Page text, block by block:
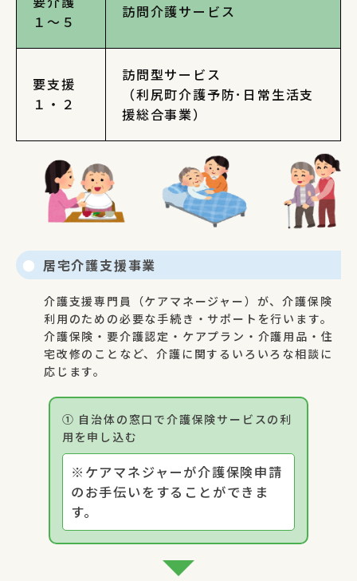
１～５
訪問介護サービス
要支援
１・２
訪問型サービス
（利尻町介護予防･日常生活支
援総合事業）
居宅介護支援事業
介護支援専門員（ケアマネージャー）が、介護保険
利用のための必要な手続き・サポートを行います。
介護保険・要介護認定・ケアプラン・介護用品・住
宅改修のことなど、介護に関するいろいろな相談に
応じます。
① 自治体の窓口で介護保険サービスの利
用を申し込む
※ケアマネジャーが介護保険申請
のお手伝いをすることができま
す。